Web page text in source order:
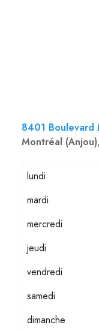
8401 Boulevard
Montréal
lundi
mardi
mercredi
jeudi
vendredi
samedi
dimanche